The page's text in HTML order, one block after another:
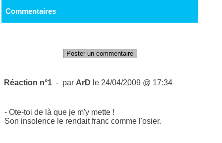
Commentaires
Poster un commentaire
Réaction n°1 - par ArD le 24/04/2009 @ 17:34
- Ote-toi de là que je m'y mette !
Son insolence le rendait franc comme l'osier.